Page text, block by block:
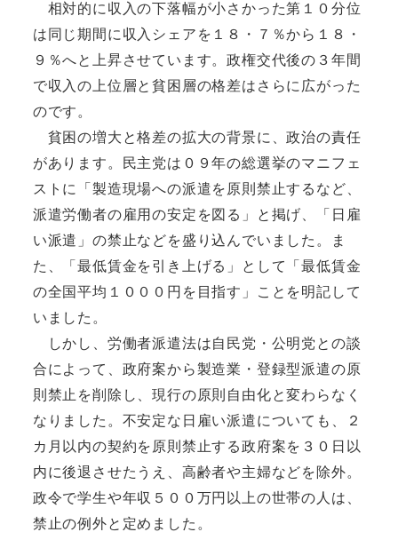
相対的に収入の下落幅が小さかった第１０分位
は同じ期間に収入シェアを１８・７％から１８・
９％へと上昇させています。政権交代後の３年間
で収入の上位層と貧困層の格差はさらに広がった
のです。
貧困の増大と格差の拡大の背景に、政治の責任
があります。民主党は０９年の総選挙のマニフェ
ストに「製造現場への派遣を原則禁止するなど、
派遣労働者の雇用の安定を図る」と掲げ、「日雇
い派遣」の禁止などを盛り込んでいました。ま
た、「最低賃金を引き上げる」として「最低賃金
の全国平均１０００円を目指す」ことを明記して
いました。
しかし、労働者派遣法は自民党・公明党との談
合によって、政府案から製造業・登録型派遣の原
則禁止を削除し、現行の原則自由化と変わらなく
なりました。不安定な日雇い派遣についても、２
カ月以内の契約を原則禁止する政府案を３０日以
内に後退させたうえ、高齢者や主婦などを除外。
政令で学生や年収５００万円以上の世帯の人は、
禁止の例外と定めました。